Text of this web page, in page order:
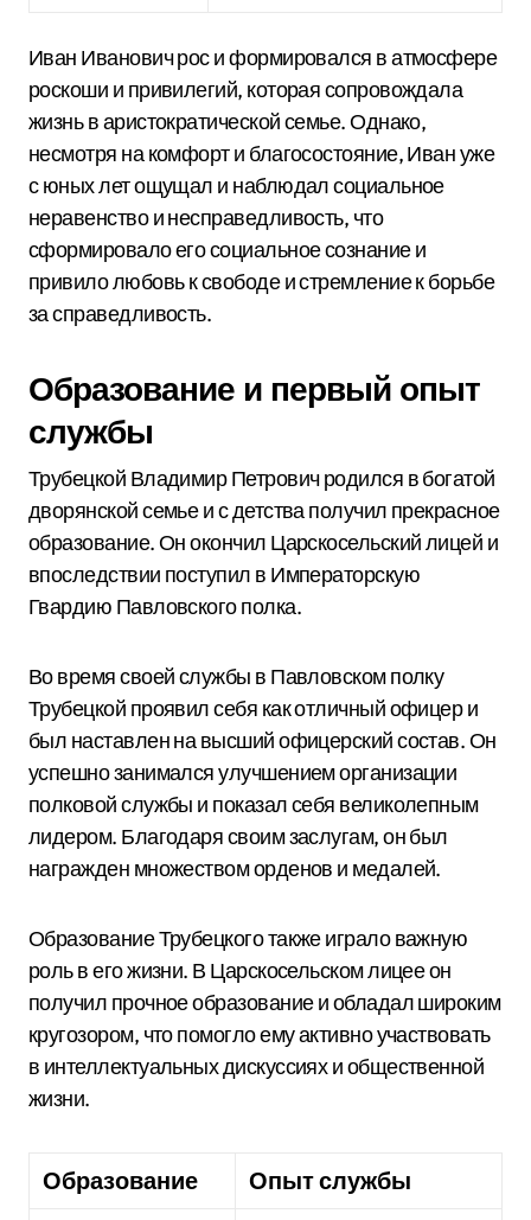
Иван Иванович рос и формировался в атмосфере
роскоши и привилегий, которая сопровождала
жизнь в аристократической семье. Однако,
несмотря на комфорт и благосостояние, Иван уже
с юных лет ощущал и наблюдал социальное
неравенство и несправедливость, что
сформировало его социальное сознание и
привило любовь к свободе и стремление к борьбе
за справедливость.
Образование и первый опыт
службы
Трубецкой Владимир Петрович родился в богатой
дворянской семье и с детства получил прекрасное
образование. Он окончил Царскосельский лицей и
впоследствии поступил в Императорскую
Гвардию Павловского полка.
Во время своей службы в Павловском полку
Трубецкой проявил себя как отличный офицер и
был наставлен на высший офицерский состав. Он
успешно занимался улучшением организации
полковой службы и показал себя великолепным
лидером. Благодаря своим заслугам, он был
награжден множеством орденов и медалей.
Образование Трубецкого также играло важную
роль в его жизни. В Царскосельском лицее он
получил прочное образование и обладал широким
кругозором, что помогло ему активно участвовать
в интеллектуальных дискуссиях и общественной
жизни.
Образование Опыт службы